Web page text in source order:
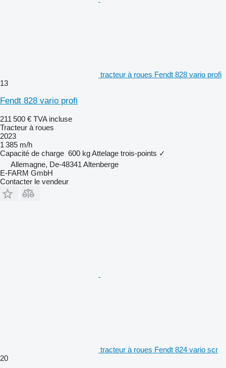
tracteur à roues Fendt 828 vario profi
13
Fendt 828 vario profi
211 500 € TVA incluse
Tracteur à roues
2023
1 385 m/h
Capacité de charge 600 kgAttelage trois-points ✓
Allemagne, De-48341 Altenberge
E-FARM GmbH
Contacter le vendeur
tracteur à roues Fendt 824 vario scr
20